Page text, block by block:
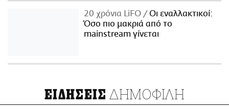
20 χρόνια LiFO
Οι εναλλακτικοί:
Όσο πιο μακριά από το
mainstream γίνεται
ΕΙΔΗΣΕΙΣ ΔΗΜΟΦΙΛΗ